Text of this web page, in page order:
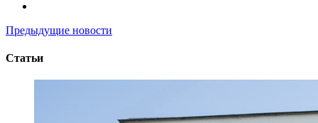
Предыдущие новости
Статьи